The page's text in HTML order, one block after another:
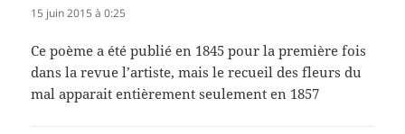
15 juin 2015 à 0:25
Ce poème a été publié en 1845 pour la première fois
dans la revue l’artiste, mais le recueil des fleurs du
mal apparait entièrement seulement en 1857